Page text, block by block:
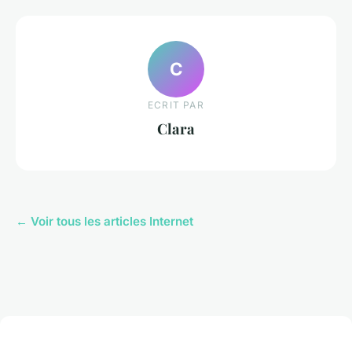
C
ECRIT PAR
Clara
← Voir tous les articles Internet